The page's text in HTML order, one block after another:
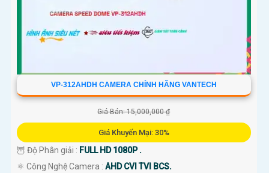
VP-312AHDH CAMERA CHÍNH HÃNG VANTECH
Giá Bán: 15,000,000 ₫
Giá Khuyến Mại: 30%
🦉 Độ Phân giải : FULL HD 1080P .
⚛️ Công Nghệ Camera : AHD CVI TVI BCS.